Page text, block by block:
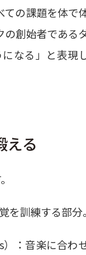
ての課題を体で
の創始者である
なる」と表現
える
を訓練する部分。
：音楽に合わ